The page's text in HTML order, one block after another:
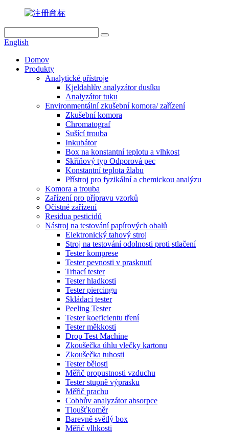
English
Domov
Produkty
Analytické přístroje
Kjeldahlův analyzátor dusíku
Analyzátor tuku
Environmentální zkušební komora/ zařízení
Zkušební komora
Chromatograf
Sušící trouba
Inkubátor
Box na konstantní teplotu a vlhkost
Skříňový typ Odporová pec
Konstantní teplota žlabu
Přístroj pro fyzikální a chemickou analýzu
Komora a trouba
Zařízení pro přípravu vzorků
Očistné zařízení
Residua pesticidů
Nástroj na testování papírových obalů
Elektronický tahový stroj
Stroj na testování odolnosti proti stlačení
Tester komprese
Tester pevnosti v prasknutí
Trhací tester
Tester hladkosti
Tester piercingu
Skládací tester
Peeling Tester
Tester koeficientu tření
Tester měkkosti
Drop Test Machine
Zkoušečka úhlu vlečky kartonu
Zkoušečka tuhosti
Tester bělosti
Měřič propustnosti vzduchu
Tester stupně výprasku
Měřič prachu
Cobbův analyzátor absorpce
Tloušťkoměr
Barevně světlý box
Měřič vlhkosti